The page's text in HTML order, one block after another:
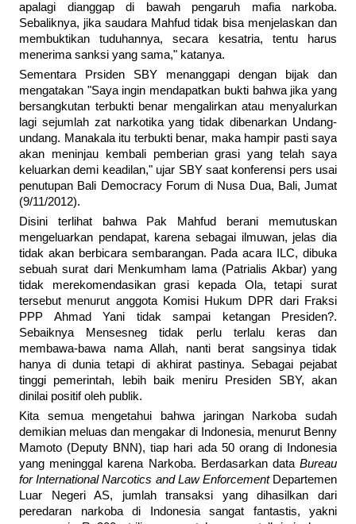
apalagi dianggap di bawah pengaruh mafia narkoba.
Sebaliknya, jika saudara Mahfud tidak bisa menjelaskan dan
membuktikan tuduhannya, secara kesatria, tentu harus
menerima sanksi yang sama," katanya.
Sementara Prsiden SBY menanggapi dengan bijak dan
mengatakan "Saya ingin mendapatkan bukti bahwa jika yang
bersangkutan terbukti benar mengalirkan atau menyalurkan
lagi sejumlah zat narkotika yang tidak dibenarkan Undang-
undang. Manakala itu terbukti benar, maka hampir pasti saya
akan meninjau kembali pemberian grasi yang telah saya
keluarkan demi keadilan," ujar SBY saat konferensi pers usai
penutupan Bali Democracy Forum di Nusa Dua, Bali, Jumat
(9/11/2012).
Disini terlihat bahwa Pak Mahfud berani memutuskan
mengeluarkan pendapat, karena sebagai ilmuwan, jelas dia
tidak akan berbicara sembarangan. Pada acara ILC, dibuka
sebuah surat dari Menkumham lama (Patrialis Akbar) yang
tidak merekomendasikan grasi kepada Ola, tetapi surat
tersebut menurut anggota Komisi Hukum DPR dari Fraksi
PPP Ahmad Yani tidak sampai ketangan Presiden?.
Sebaiknya Mensesneg tidak perlu terlalu keras dan
membawa-bawa nama Allah, nanti berat sangsinya tidak
hanya di dunia tetapi di akhirat pastinya. Sebagai pejabat
tinggi pemerintah, lebih baik meniru Presiden SBY, akan
dinilai positif oleh publik.
Kita semua mengetahui bahwa jaringan Narkoba sudah
demikian meluas dan mengakar di Indonesia, menurut Benny
Mamoto (Deputy BNN), tiap hari ada 50 orang di Indonesia
yang meninggal karena Narkoba. Berdasarkan data Bureau
for International Narcotics and Law EnforcementDepartemen
Luar Negeri AS, jumlah transaksi yang dihasilkan dari
peredaran narkoba di Indonesia sangat fantastis, yakni